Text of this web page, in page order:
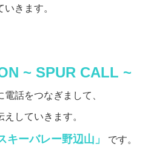
きます。
~ SPUR CALL ~
話をつなぎまして、
していきます。
キーバレー野辺山」 です。